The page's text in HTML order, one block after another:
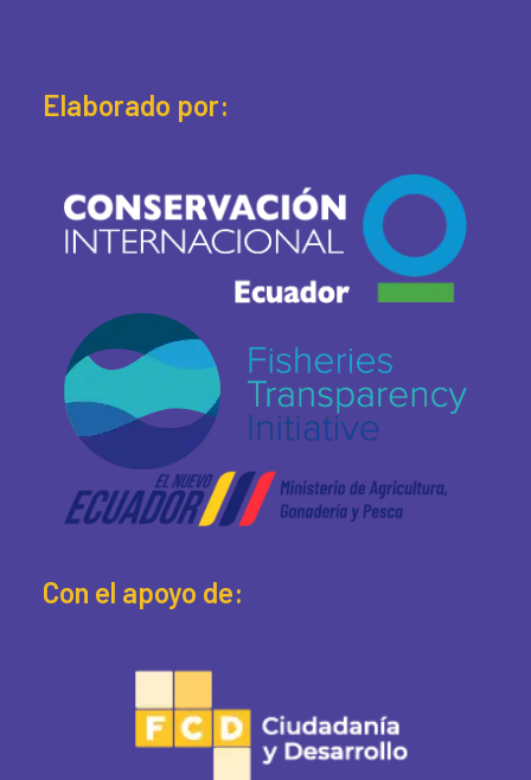
Elaborado por:
Con el apoyo de: